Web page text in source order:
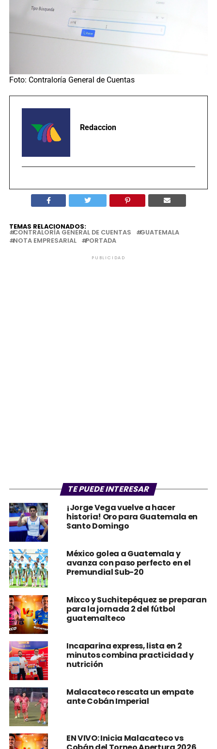
Foto: Contraloría General de Cuentas
Redaccion
TEMAS RELACIONADOS:
CONTRALORÍA GENERAL DE CUENTAS
GUATEMALA
NOTA EMPRESARIAL
PORTADA
PUBLICIDAD
TE PUEDE INTERESAR
¡Jorge Vega vuelve a hacer
historia! Oro para Guatemala en
Santo Domingo
México golea a Guatemala y
avanza con paso perfecto en el
Premundial Sub-20
Mixco y Suchitepéquez se preparan
para la jornada 2 del fútbol
guatemalteco
Incaparina express, lista en 2
minutos combina practicidad y
nutrición
Malacateco rescata un empate
ante Cobán Imperial
EN VIVO: Inicia Malacateco vs